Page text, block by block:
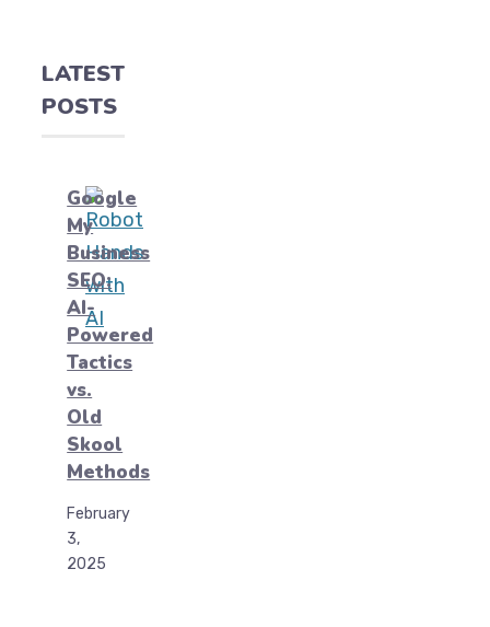
LATEST
POSTS
Google
My
Business
SEO:
AI-
Powered
Tactics
vs.
Old
Skool
Methods
February
3,
2025